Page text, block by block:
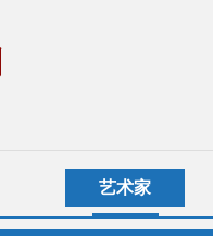
艺术家